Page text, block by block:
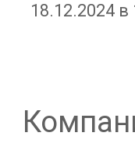
18.12.2024 в